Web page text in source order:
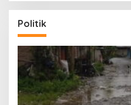
Politik